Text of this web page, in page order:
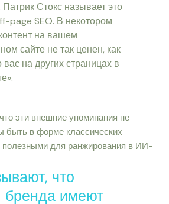
Стокс называет это
page SEO. В некотором
на вашем
сайте не так ценен, как
вас на других страницах в
эти внешние упоминания не
быть в форме классических
для ранжирования в ИИ-
что
бренда имеют